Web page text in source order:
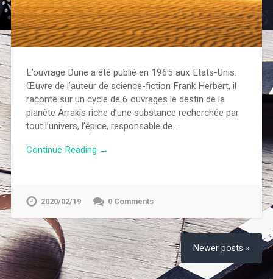
L’ouvrage Dune a été publié en 1965 aux Etats-Unis.
Œuvre de l’auteur de science-fiction Frank Herbert, il
raconte sur un cycle de 6 ouvrages le destin de la
planète Arrakis riche d’une substance recherchée par
tout l’univers, l’épice, responsable de…
Continue Reading →
2020/02/19 0 Comments
Newer posts »